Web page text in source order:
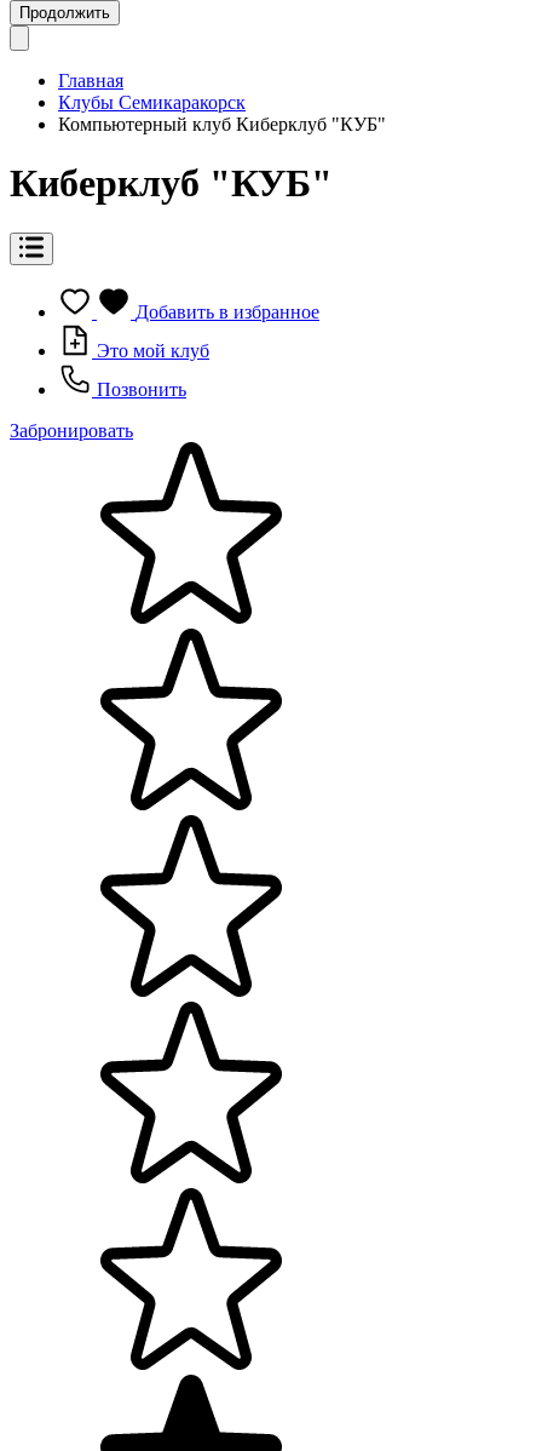
Продолжить
Главная
Клубы Семикаракорск
Компьютерный клуб Киберклуб "КУБ"
Киберклуб "КУБ"
Добавить в избранное
Это мой клуб
Позвонить
Забронировать